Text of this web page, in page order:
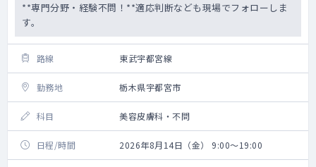
**専門分野・経験不問！**適応判断なども現場でフォローしま
す。
路線 東武宇都宮線
勤務地 栃木県宇都宮市
科目 美容皮膚科・不問
日程/時間 2026年8月14日（金） 9:00～19:00